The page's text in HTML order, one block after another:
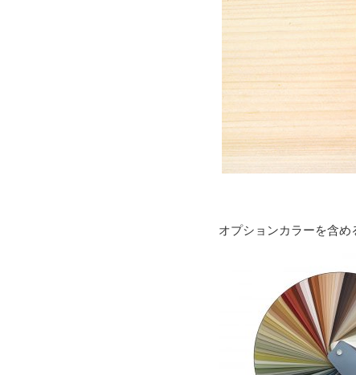
オプションカラーを含め